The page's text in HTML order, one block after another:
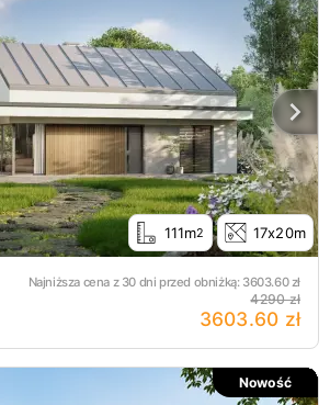
111m2 17x20m
Najniższa cena z 30 dni przed obniżką: 3603.60zł
4290 zł
3603.60 zł
Nowość